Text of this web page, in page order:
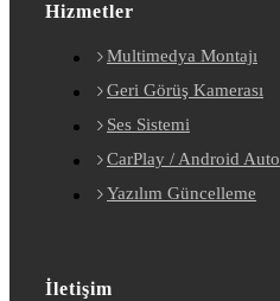
Hizmetler
Multimedya Montajı
Geri Görüş Kamerası
Ses Sistemi
CarPlay / Android Auto
Yazılım Güncelleme
İletişim